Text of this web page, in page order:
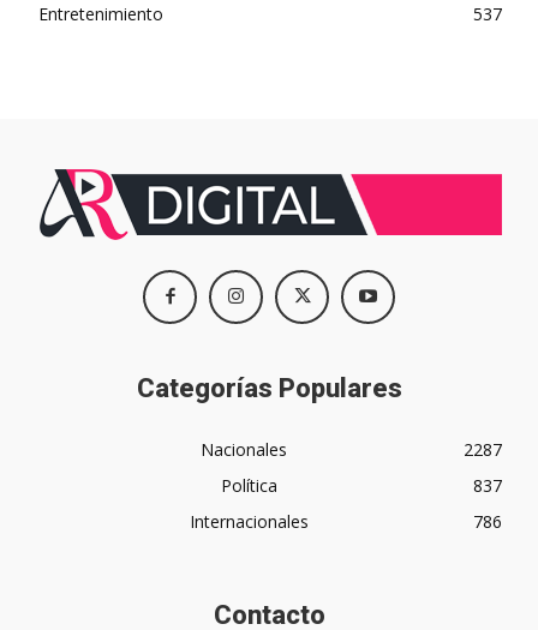
Entretenimiento
537
Categorías Populares
Nacionales
2287
Política
837
Internacionales
786
Contacto